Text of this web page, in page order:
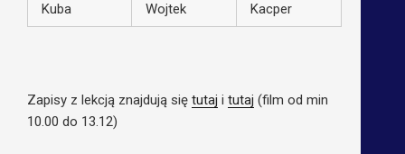
Kuba Wojtek Kacper
Zapisy z lekcją znajdują się tutaj i tutaj (film od min
10.00 do 13.12)